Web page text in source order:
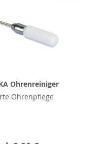
Ohrenreiniger
Ohrenpflege